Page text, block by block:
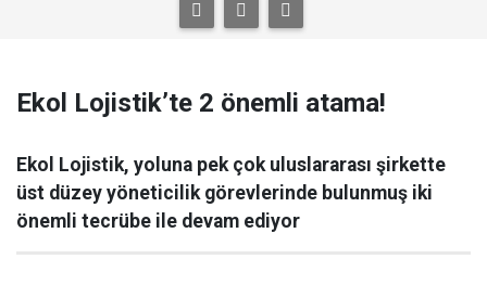
Ekol Lojistik’te 2 önemli atama!
Ekol Lojistik, yoluna pek çok uluslararası şirkette
üst düzey yöneticilik görevlerinde bulunmuş iki
önemli tecrübe ile devam ediyor